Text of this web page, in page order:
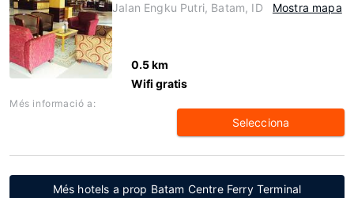
Jalan Engku Putri, Batam, ID Mostra mapa
0.5 km
Wifi gratis
Més informació a:
Selecciona
Més hotels a prop Batam Centre Ferry Terminal